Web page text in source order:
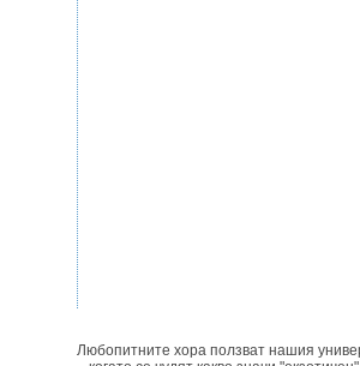
Любопитните хора ползват нашия